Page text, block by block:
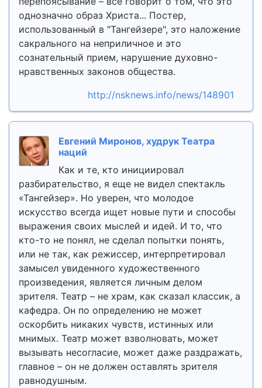
однозначно образ Христа... Постер,
использованный в "Тангейзере", это наложение
сакрального на неприличное и это
сознательный прием, нарушение духовно-
нравственных законов общества.
http://nsknews.info/news/148901
Евгений Миронов, худрук Театра
наций
Как и те, кто инициировал
разбирательство, я еще не видел спектакль
«Тангейзер». Но уверен, что молодое
искусство всегда ищет новые пути и способы
выражения своих мыслей и идей. И то, что
кто-то не понял, не сделал попытки понять,
или не так, как режиссер, интерпретировал
замысел увиденного художественного
произведения, является личным делом
зрителя. Театр – не храм, как сказал классик, а
кафедра. Он по определению не может
оскорбить никаких чувств, истинных или
мнимых. Театр может взволновать, может
вызывать несогласие, может даже раздражать,
главное – он не должен оставлять зрителя
равнодушным.